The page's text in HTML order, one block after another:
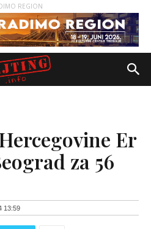
REGION
Er
za 56
13:59